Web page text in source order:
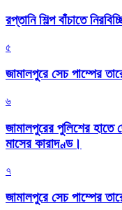
রপ্তানি শিল্প বাঁচাতে
৫
জামালপুরে সেচ পাম্পের
৬
জামালপুরের পুলিশের
মাসের কারাদণ্ড।
৭
জামালপুরে সেচ পাম্পের